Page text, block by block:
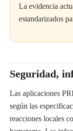
La evidencia
estandarizados
Seguridad,
Las aplicaciones
según las
reacciones locales